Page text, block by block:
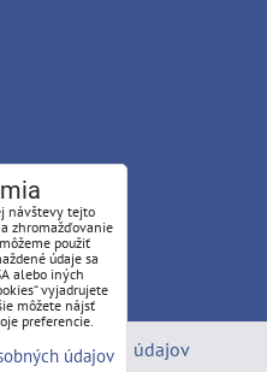
osobných údajov
návštevy tejto
zhromažďovanie
použiť
údaje sa
alebo iných
vyjadrujete
môžete nájsť
preferencie.
údajov